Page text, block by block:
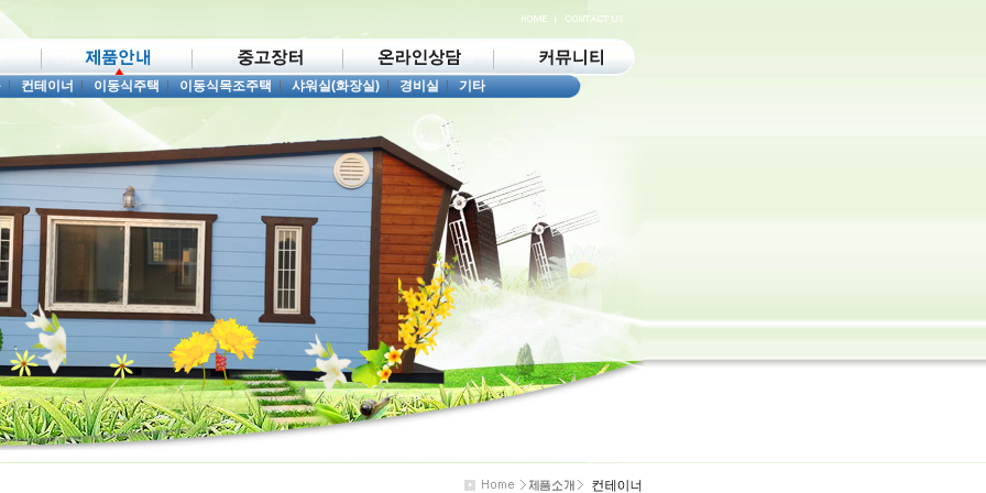
|컨테이너|이동식주택|이동식목조주택|샤워실(화장실)|경비실|기타